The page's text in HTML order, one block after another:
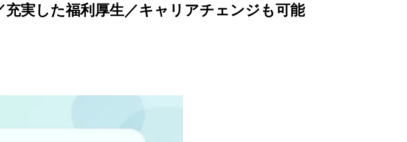
実した福利厚生／キャリアチェンジも可能